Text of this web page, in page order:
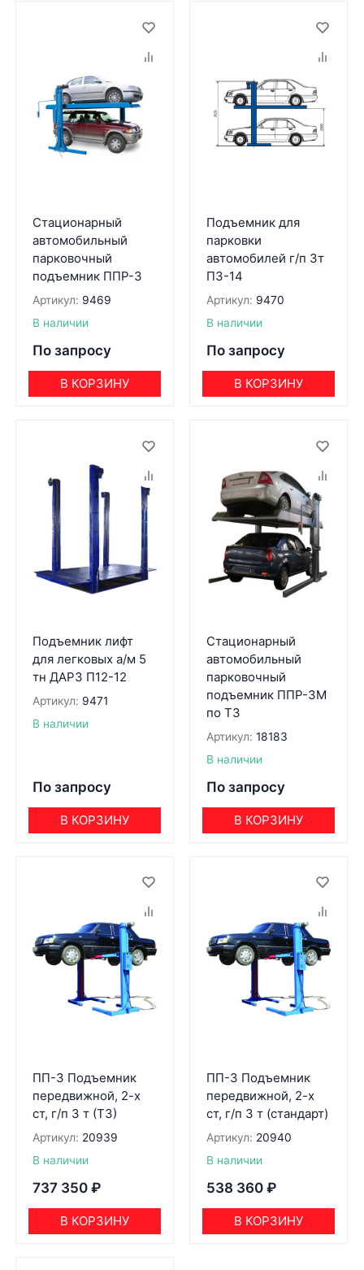
Стационарный
автомобильный
парковочный
подъемник ППР-3
Артикул: 9469
В наличии
По запросу
В КОРЗИНУ
Подъемник для
парковки
автомобилей г/п 3т
П3-14
Артикул: 9470
В наличии
По запросу
В КОРЗИНУ
Подъемник лифт
для легковых а/м 5
тн ДАРЗ П12-12
Артикул: 9471
В наличии
По запросу
В КОРЗИНУ
Стационарный
автомобильный
парковочный
подъемник ППР-3М
по ТЗ
Артикул: 18183
В наличии
По запросу
В КОРЗИНУ
ПП-3 Подъемник
передвижной, 2-х
ст, г/п 3 т (ТЗ)
Артикул: 20939
В наличии
737 350 ₽
В КОРЗИНУ
ПП-3 Подъемник
передвижной, 2-х
ст, г/п 3 т (стандарт)
Артикул: 20940
В наличии
538 360 ₽
В КОРЗИНУ